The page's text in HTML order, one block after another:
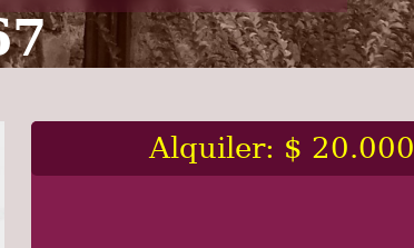
Alquiler: $ 20.000